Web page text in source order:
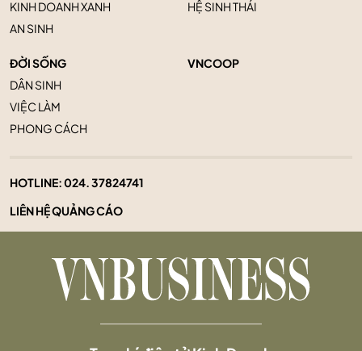
KINH DOANH XANH
AN SINH
HỆ SINH THÁI
ĐỜI SỐNG
DÂN SINH
VIỆC LÀM
PHONG CÁCH
VNCOOP
HOTLINE:024. 37824741
LIÊN HỆ QUẢNG CÁO